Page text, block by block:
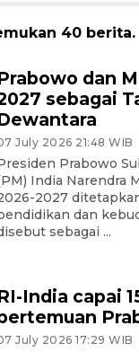
40 berita.
dan
sebagai
July 2026 21:48 WIB
Prabowo
India Narendra
2027
dan
sebagai ...
India capai
July 2026 17:29 WIB